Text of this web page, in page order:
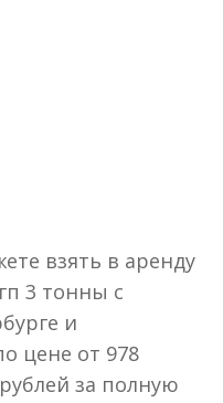
взять в аренду
3 тонны с
и
цене от 978
за полную